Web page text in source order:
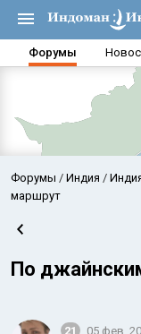
Форумы
Форумы Индия
маршрут
По
21 05 фев.